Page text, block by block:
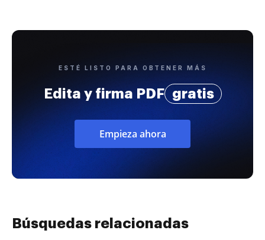
ESTÉ LISTO PARA OBTENER MÁS
Edita y firma PDF gratis
Empieza ahora
Búsquedas relacionadas